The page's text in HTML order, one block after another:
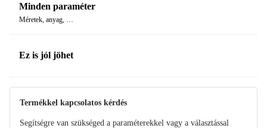
Minden paraméter
Méretek, anyag, …
Ez is jól jöhet
Termékkel kapcsolatos kérdés
Segítségre van szükséged a paraméterekkel vagy a választással